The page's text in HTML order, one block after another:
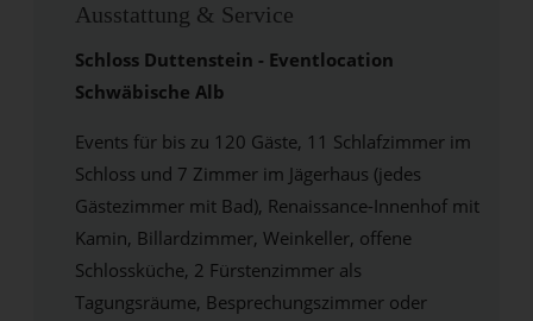
Ausstattung & Service
Schloss Duttenstein - Eventlocation
Schwäbische Alb
Events für bis zu 120 Gäste, 11 Schlafzimmer im
Schloss und 7 Zimmer im Jägerhaus (jedes
Gästezimmer mit Bad), Renaissance-Innenhof mit
Kamin, Billardzimmer, Weinkeller, offene
Schlossküche, 2 Fürstenzimmer als
Tagungsräume, Besprechungszimmer oder